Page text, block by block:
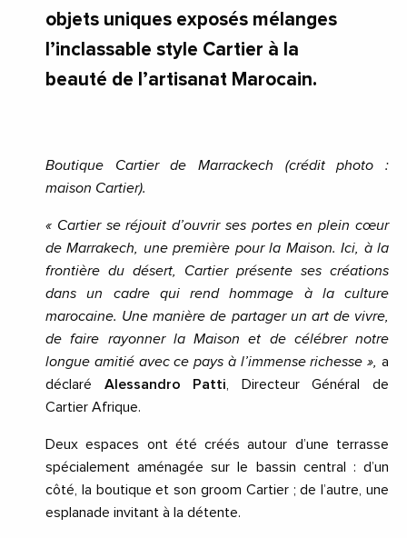
objets uniques exposés mélanges
l’inclassable style Cartier à la
beauté de l’artisanat Marocain.
Boutique Cartier de Marrackech (crédit photo :
maison Cartier).
« Cartier se réjouit d’ouvrir ses portes en plein cœur
de Marrakech, une première pour la Maison. Ici, à la
frontière du désert, Cartier présente ses créations
dans un cadre qui rend hommage à la culture
marocaine. Une manière de partager un art de vivre,
de faire rayonner la Maison et de célébrer notre
longue amitié avec ce pays à l’immense richesse », a
déclaré Alessandro Patti , Directeur Général de
Cartier Afrique.
Deux espaces ont été créés autour d’une terrasse
spécialement aménagée sur le bassin central : d’un
côté, la boutique et son groom Cartier ; de l’autre, une
esplanade invitant à la détente.